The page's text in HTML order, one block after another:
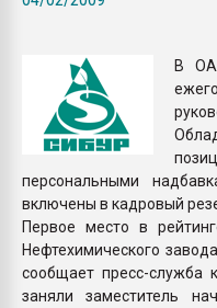
В
персональными
включены в кадровый
Первое место в
Нефтехимического
сообщает пресс-служба
заняли заместитель